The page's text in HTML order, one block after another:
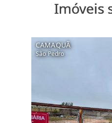
Imóveis
CAMAQUÃ
São Pedro